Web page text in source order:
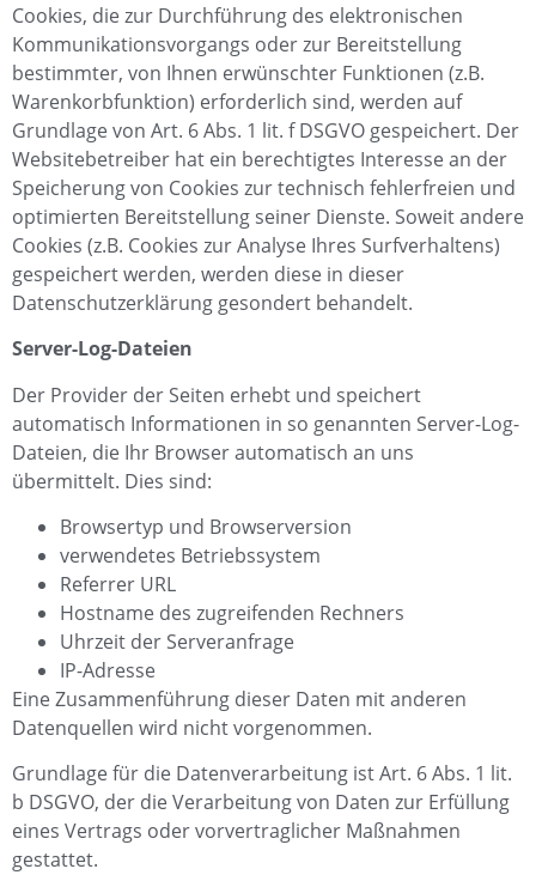
Cookies, die zur Durchführung des elektronischen
Kommunikationsvorgangs oder zur Bereitstellung
bestimmter, von Ihnen erwünschter Funktionen (z.B.
Warenkorbfunktion) erforderlich sind, werden auf
Grundlage von Art. 6 Abs. 1 lit. f DSGVO gespeichert. Der
Websitebetreiber hat ein berechtigtes Interesse an der
Speicherung von Cookies zur technisch fehlerfreien und
optimierten Bereitstellung seiner Dienste. Soweit andere
Cookies (z.B. Cookies zur Analyse Ihres Surfverhaltens)
gespeichert werden, werden diese in dieser
Datenschutzerklärung gesondert behandelt.
Server-Log-Dateien
Der Provider der Seiten erhebt und speichert
automatisch Informationen in so genannten Server-Log-
Dateien, die Ihr Browser automatisch an uns
übermittelt. Dies sind:
Browsertyp und Browserversion
verwendetes Betriebssystem
Referrer URL
Hostname des zugreifenden Rechners
Uhrzeit der Serveranfrage
IP-Adresse
Eine Zusammenführung dieser Daten mit anderen
Datenquellen wird nicht vorgenommen.
Grundlage für die Datenverarbeitung ist Art. 6 Abs. 1 lit.
b DSGVO, der die Verarbeitung von Daten zur Erfüllung
eines Vertrags oder vorvertraglicher Maßnahmen
gestattet.